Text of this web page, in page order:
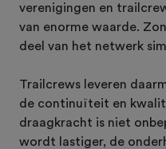
verenigingen en
van enorme waarde.
deel van het netwerk
Trailcrews leveren
de continuïteit en
draagkracht is niet
wordt lastiger, de